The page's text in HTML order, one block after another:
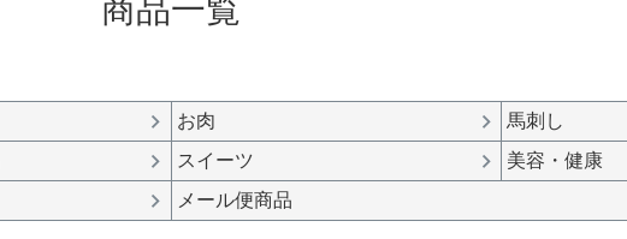
商品一覧
お肉
馬刺し
スイーツ
美容・健康
メール便商品
在庫なし商品を表示しない
価格が安い順 価格が高い順
レビュー順
キーワードヒット順